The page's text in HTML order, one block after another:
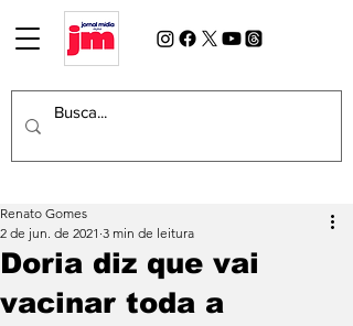
Doria diz que vai
vacinar toda a
Renato Gomes
2 de jun. de 2021 3 min de leitura